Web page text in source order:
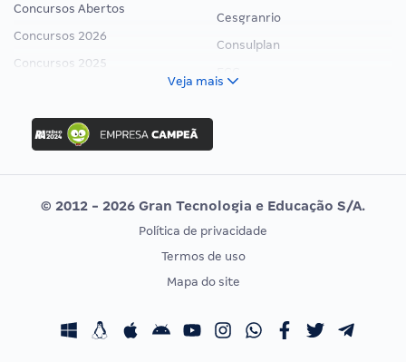
Concursos Abertos
Concursos 2026
Concursos 2025
Concurso Ibama
Concurso MPU
Editais publicados
Cesgranrio
Consulplan
Vunesp
CONCURSOS POR PROFISSÃO
Concursos Fiscais
EXAME DE ORDEM
Calendário OAB
Veja mais
© 2012 - 2026 Gran Tecnologia e Educação S/A.
Política de privacidade
Termos de uso
Mapa do site